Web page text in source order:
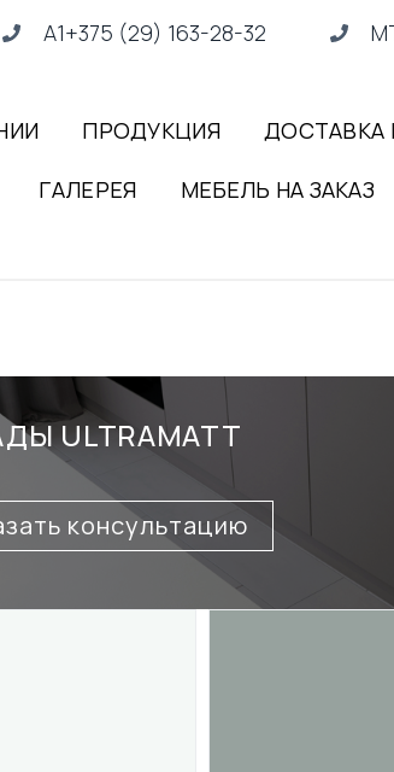
А1+375 (29) 163-28-32
ПРОДУКЦИЯ ДОСТАВКА
ГАЛЕРЕЯ МЕБЕЛЬ НА ЗАКАЗ
ULTRAMATT
консультацию